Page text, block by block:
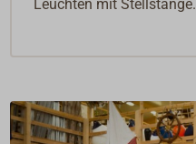
Leuchten mit Stellstange.